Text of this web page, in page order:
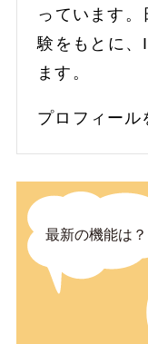
っています
験をもとに、
ます。
プロフィール